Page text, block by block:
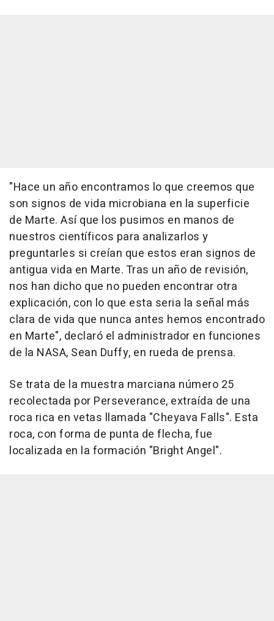
"Hace un año encontramos lo que creemos que
son signos de vida microbiana en la superficie
de Marte. Así que los pusimos en manos de
nuestros científicos para analizarlos y
preguntarles si creían que estos eran signos de
antigua vida en Marte. Tras un año de revisión,
nos han dicho que no pueden encontrar otra
explicación, con lo que esta seria la señal más
clara de vida que nunca antes hemos encontrado
en Marte", declaró el administrador en funciones
de la NASA, Sean Duffy, en rueda de prensa.
Se trata de la muestra marciana número 25
recolectada por Perseverance, extraída de una
roca rica en vetas llamada "Cheyava Falls". Esta
roca, con forma de punta de flecha, fue
localizada en la formación "Bright Angel".